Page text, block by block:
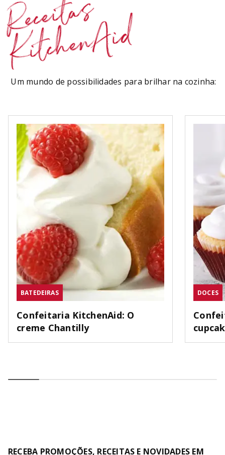
Receitas
KitchenAid
Um mundo de possibilidades para brilhar na cozinha:
BATEDEIRAS
Confeitaria KitchenAid: O
creme Chantilly
DOCES
RECEBA PROMOÇÕES, RECEITAS E NOVIDADES EM